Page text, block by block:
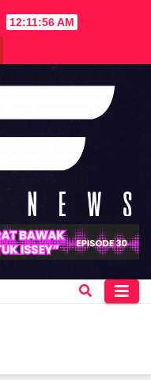
12:11:56 AM